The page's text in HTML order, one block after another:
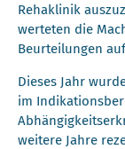
Rehaklinik
werteten die
Beurteilungen
Dieses Jahr
im
weitere Jahre